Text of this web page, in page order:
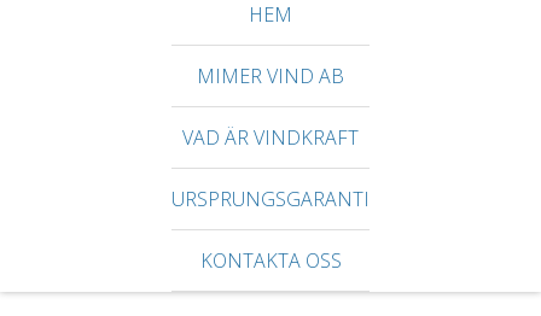
HEM
MIMER VIND AB
VAD ÄR VINDKRAFT
URSPRUNGSGARANTI
KONTAKTA OSS